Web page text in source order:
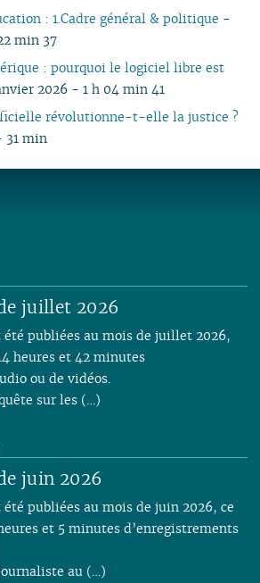
: 1.Cadre général & politique -
min 37
: pourquoi le logiciel libre est
2026 - 1 h 04 min 41
révolutionne-t-elle la justice ?
31 min
juillet 2026
publiées au mois de juillet 2026,
heures et 42 minutes
ou de vidéos.
sur les (…)
juin 2026
publiées au mois de juin 2026, ce
et 5 minutes d’enregistrements
au (…)